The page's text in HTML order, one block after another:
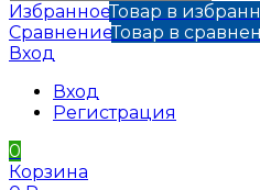
ИзбранноеТовар в
СравнениеТовар в
Вход
Вход
Регистрация
0
Корзина